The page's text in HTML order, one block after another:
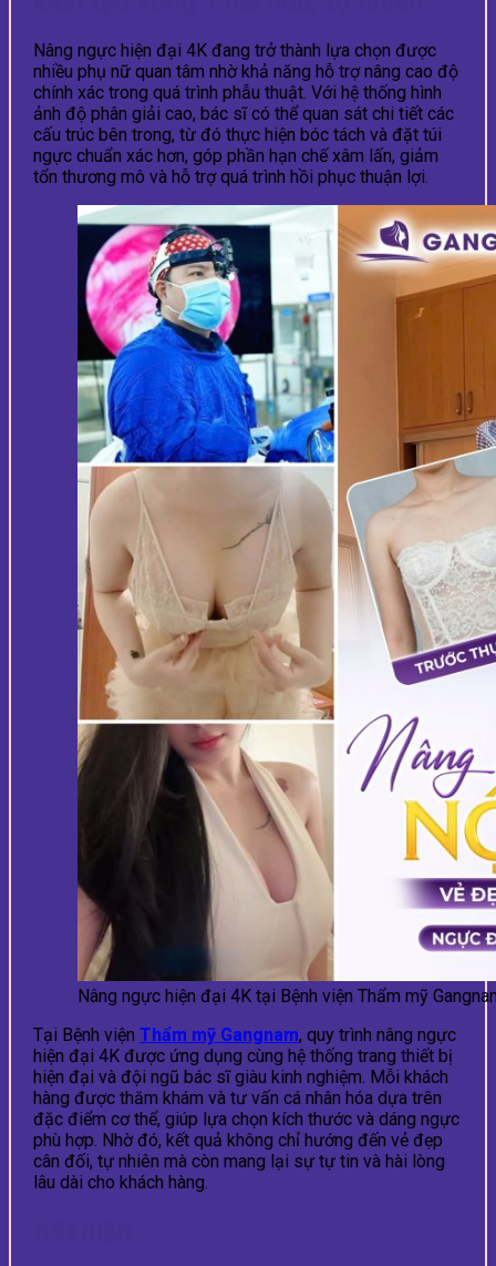
Nâng ngực hiện đại 4K đang trở thành lựa chọn được
nhiều phụ nữ quan tâm nhờ khả năng hỗ trợ nâng cao độ
chính xác trong quá trình phẫu thuật. Với hệ thống hình
ảnh độ phân giải cao, bác sĩ có thể quan sát chi tiết các
cấu trúc bên trong, từ đó thực hiện bóc tách và đặt túi
ngực chuẩn xác hơn, góp phần hạn chế xâm lấn, giảm
tổn thương mô và hỗ trợ quá trình hồi phục thuận lợi.
Nâng ngực hiện đại 4K tại Bệnh viện Thẩm mỹ
Tại Bệnh viện Thẩm mỹ Gangnam, quy trình nâng ngực
hiện đại 4K được ứng dụng cùng hệ thống trang thiết bị
hiện đại và đội ngũ bác sĩ giàu kinh nghiệm. Mỗi khách
hàng được thăm khám và tư vấn cá nhân hóa dựa trên
đặc điểm cơ thể, giúp lựa chọn kích thước và dáng ngực
phù hợp. Nhờ đó, kết quả không chỉ hướng đến vẻ đẹp
cân đối, tự nhiên mà còn mang lại sự tự tin và hài lòng
lâu dài cho khách hàng.